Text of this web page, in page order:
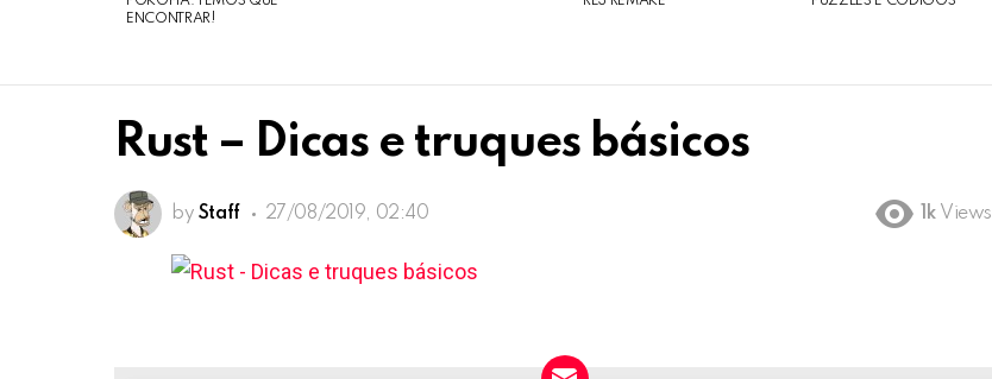
ENCONTRAR!
Rust – Dicas e truques básicos
by Staff 27/08/2019, 02:40 1k Views